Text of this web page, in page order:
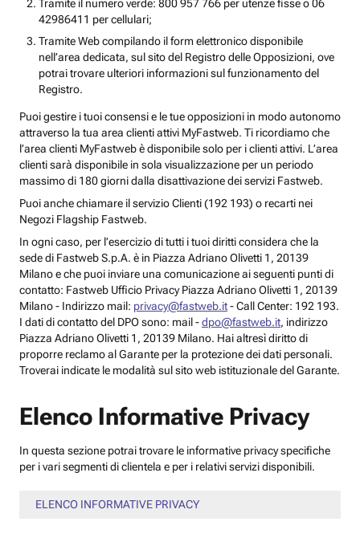
Tramite il numero verde: 800 957 766 per utenze fisse o 06
42986411 per cellulari;
Tramite Web compilando il form elettronico disponibile
nell’area dedicata, sul sito del Registro delle Opposizioni, ove
potrai trovare ulteriori informazioni sul funzionamento del
Registro.
Puoi gestire i tuoi consensi e le tue opposizioni in modo autonomo
attraverso la tua area clienti attivi MyFastweb. Ti ricordiamo che
l’area clienti MyFastweb è disponibile solo per i clienti attivi. L’area
clienti sarà disponibile in sola visualizzazione per un periodo
massimo di 180 giorni dalla disattivazione dei servizi Fastweb.
Puoi anche chiamare il servizio Clienti (192 193) o recarti nei
Negozi Flagship Fastweb.
In ogni caso, per l’esercizio di tutti i tuoi diritti considera che la
sede di Fastweb S.p.A. è in Piazza Adriano Olivetti 1, 20139
Milano e che puoi inviare una comunicazione ai seguenti punti di
contatto: Fastweb Ufficio Privacy Piazza Adriano Olivetti 1, 20139
Milano - Indirizzo mail: privacy@fastweb.it- Call Center: 192 193.
I dati di contatto del DPO sono: mail -dpo@fastweb.it, indirizzo
Piazza Adriano Olivetti 1, 20139 Milano. Hai altresì diritto di
proporre reclamo al Garante per la protezione dei dati personali.
Troverai indicate le modalità sul sito web istituzionale del Garante.
Elenco Informative Privacy
In questa sezione potrai trovare le informative privacy specifiche
per i vari segmenti di clientela e per i relativi servizi disponibili.
ELENCO INFORMATIVE PRIVACY